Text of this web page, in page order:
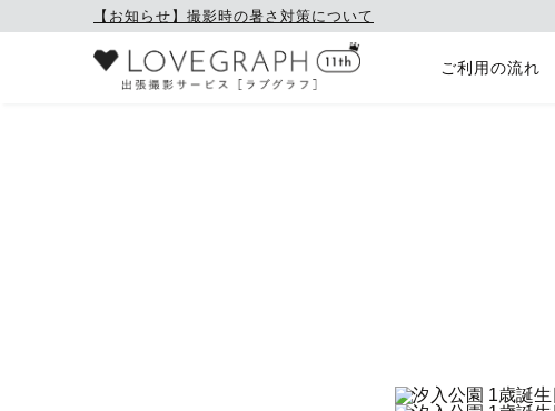
【お知らせ】撮影時の暑さ対策について
ご利用の流れ